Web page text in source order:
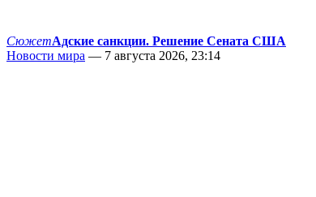
СюжетАдские санкции. Решение Сената США
Новости мира — 7 августа 2026, 23:14